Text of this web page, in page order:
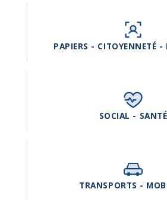
PAPIERS - CITOYENNETÉ -
SOCIAL - SANTÉ
TRANSPORTS -